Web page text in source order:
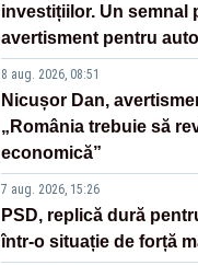
investițiilor. Un semnal
avertisment pentru
8 aug. 2026, 08:51
Nicușor Dan,
„România trebuie să
economică”
7 aug. 2026, 15:26
PSD, replică dură
într-o situație de forță